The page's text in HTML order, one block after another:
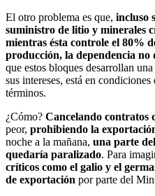
El otro problema es que, incluso
suministro de litio y minerales
mientras ésta controle el 80%
producción, la dependencia no
que estos bloques desarrollan
sus intereses, está en
términos.
¿Cómo? Cancelando contratos
peor, prohibiendo la
noche a la mañana, una parte
quedaría paralizado. Para
críticos como el galio y el
de exportación por parte del